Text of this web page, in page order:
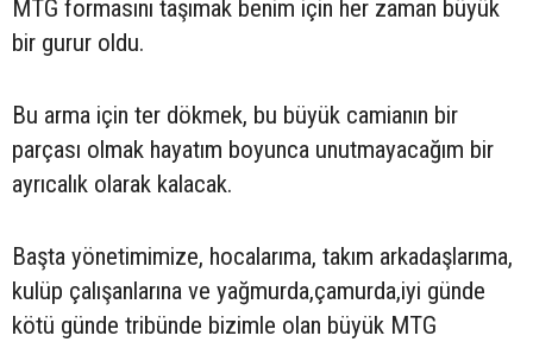
MTG formasını taşımak benim için her zaman büyük
bir gurur oldu.
Bu arma için ter dökmek, bu büyük camianın bir
parçası olmak hayatım boyunca unutmayacağım bir
ayrıcalık olarak kalacak.
Başta yönetimimize, hocalarıma, takım arkadaşlarıma,
kulüp çalışanlarına ve yağmurda,çamurda,iyi günde
kötü günde tribünde bizimle olan büyük MTG